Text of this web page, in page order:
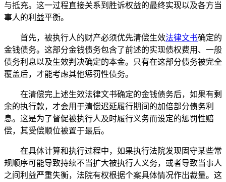
与抵充。这一过程直接关系到胜诉权益的最终实现以及各方当
事人的利益平衡。
首先，被执行人的财产必须优先清偿生效法律文书确定的
金钱债务。这部分金钱债务包含了前述的实现债权费用、一般
债务利息以及生效判决确定的本金。只有在这部分债务被完全
覆盖后，才能考虑其他惩罚性债务。
在清偿完上述生效法律文书确定的金钱债务后，如果有剩
余的执行款，才会用于清偿迟延履行期间的加倍部分债务利
息。这是为了督促被执行人及时履行义务而设定的惩罚性赔
偿，其受偿顺位被置于最后。
在具体计算和执行过程中，如果执行法院发现固守某些常
规顺序可能导致持续不当扩大被执行人义务，或者导致当事人
之间利益严重失衡，法院有权根据个案具体情况作出裁量。这